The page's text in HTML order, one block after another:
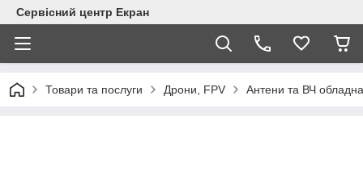
Сервісний центр Екран
Товари та послуги Дрони, FPV Антени та ВЧ